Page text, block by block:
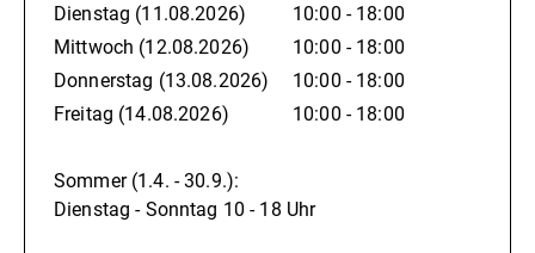
Dienstag (11.08.2026)
10:00 - 18:00
Mittwoch (12.08.2026)
10:00 - 18:00
Donnerstag (13.08.2026)
10:00 - 18:00
Freitag (14.08.2026) 10:00 - 18:00
Sommer (1.4. - 30.9.):
Dienstag - Sonntag 10 - 18 Uhr